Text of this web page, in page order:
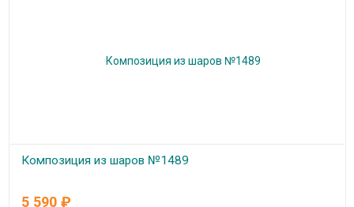
Композиция из шаров №1489
5 590 ₽